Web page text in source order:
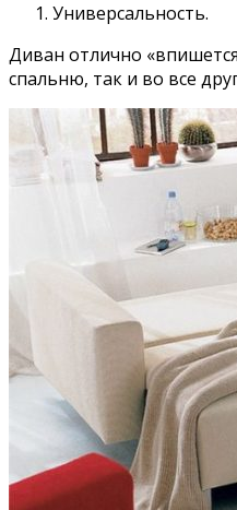
Универсальность.
Диван отлично
спальню, так и во все